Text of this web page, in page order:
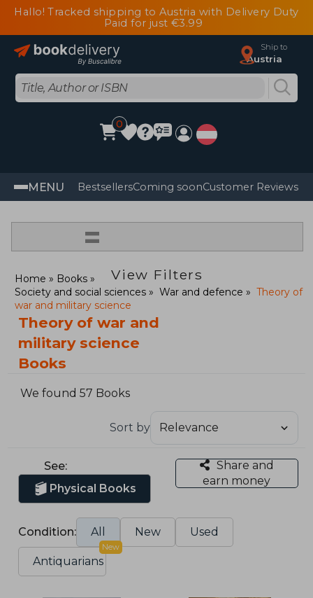
Hallo! Tracked shipping to Austria with Delivery Duty
Paid for just €3.99
Ship to
Austria
0
MENU BestsellersComing soonCustomer Reviews
=
View Filters
Home
Books
Society and social sciences
War and defence
Theory of
war and military science
Theory of war and
military science
Books
We found 57 Books
Sort by
See:
Physical Books
Share and
earn money
Condition: All New Used
Antiquarians
New